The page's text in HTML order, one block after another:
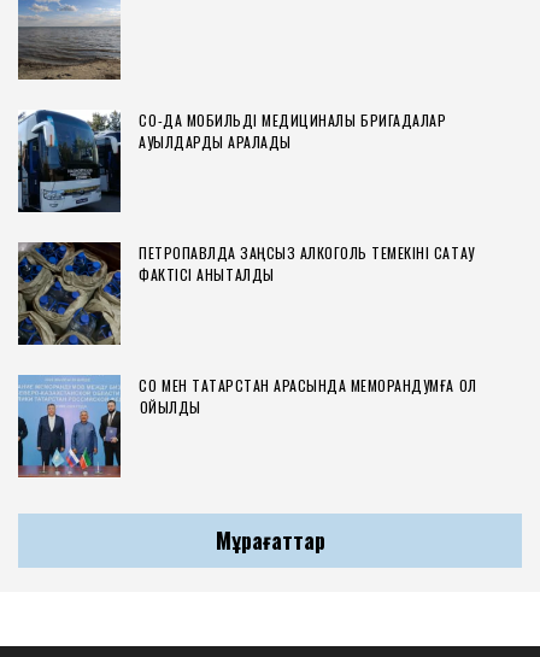
СҚО-ДА МОБИЛЬДІ МЕДИЦИНАЛЫҚ БРИГАДАЛАР
АУЫЛДАРДЫ АРАЛАДЫ
ПЕТРОПАВЛДА ЗАҢСЫЗ АЛКОГОЛЬ ТЕМЕКІНІ САҚТАУ
ФАКТІСІ АНЫҚТАЛДЫ
СҚО МЕН ТАТАРСТАН АРАСЫНДА МЕМОРАНДУМҒА ҚОЛ
ҚОЙЫЛДЫ
Мұрағаттар